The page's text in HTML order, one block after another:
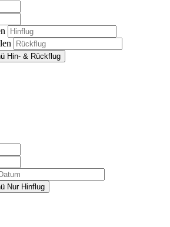
Hin- & Rückflug
Nur Hinflug